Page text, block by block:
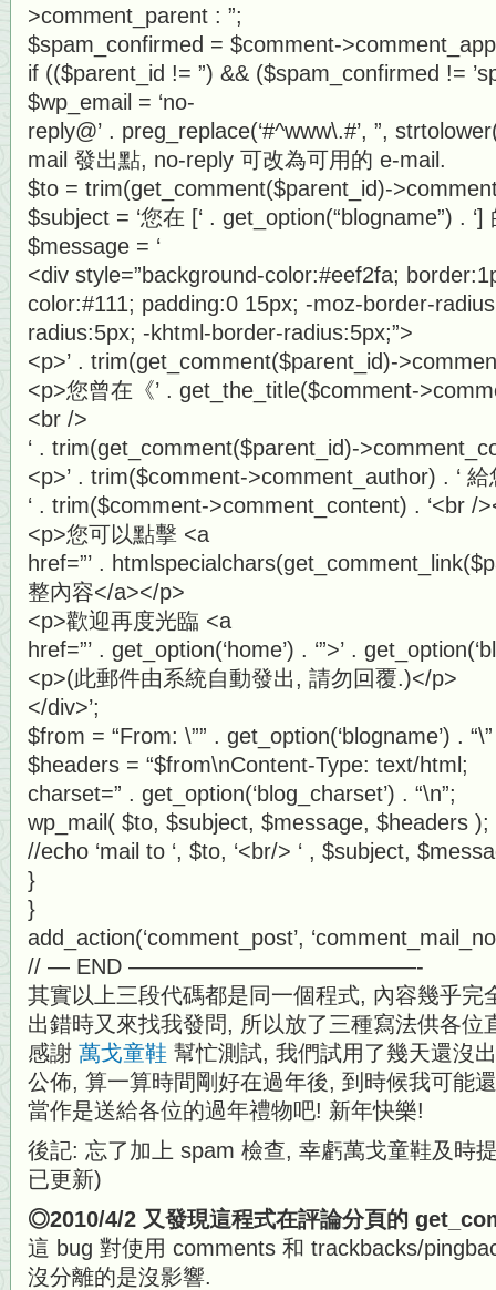
>comment_parent : ”;
$spam_confirmed = $comment-
if (($parent_id != ”) && ($spam_confirmed !=
$wp_email = ‘no-
reply@’ . preg_replace(‘#^www\.#’, ”,
mail 發出點, no-reply 可改為可用的 e-mail.
$to = trim(get_comment($parent_id)-
$subject = ‘您在 [‘ . get_option(“blogname”) . ‘]
$message = ‘
<div style=”background-color:#eef2fa;
color:#111; padding:0 15px; -moz-border-
radius:5px; -khtml-border-radius:5px;”>
<p>’ . trim(get_comment($parent_id)-
<p>您曾在《’ . get_the_title($comment-
<br />
‘ . trim(get_comment($parent_id)-
<p>’ . trim($comment->comment_author) . ‘
‘ . trim($comment->comment_content) . ‘<br /
<p>您可以點擊 <a
href=”’ .
整內容</a></p>
<p>歡迎再度光臨 <a
href=”’ . get_option(‘home’) . ‘”>’ .
<p>(此郵件由系統自動發出, 請勿回覆.)</p>
</div>’;
$from = “From: \”” . get_option(‘blogname’) .
$headers = “$from\nContent-Type: text/html;
charset=” . get_option(‘blog_charset’) . “\n”;
wp_mail( $to, $subject, $message, $headers );
//echo ‘mail to ‘, $to, ‘<br/> ‘ , $subject,
}
}
add_action(‘comment_post’,
// — END —————————————-
其實以上三段代碼都是同一個程式, 內容幾乎完
出錯時又來找我發問, 所以放了三種寫法供各位
感謝 萬戈童鞋 幫忙測試, 我們試用了幾天還沒
公佈, 算一算時間剛好在過年後, 到時候我可能
當作是送給各位的過年禮物吧! 新年快樂!
後記: 忘了加上 spam 檢查, 幸虧萬戈童鞋及時
已更新)
◎2010/4/2 又發現這程式在評論分頁的
這 bug 對使用 comments 和 trackbacks/
沒分離的是沒影響.